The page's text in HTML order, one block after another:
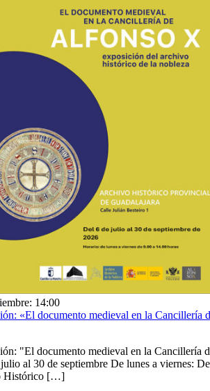
14:00
«El documento medieval en la Cancillería
"El documento medieval en la Cancillería
al 30 de septiembre De lunes a viernes: De
Histórico […]